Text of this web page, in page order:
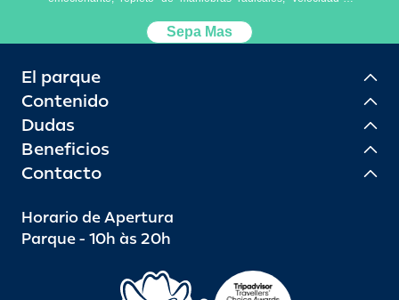
Tienda exclusiva y Restaurante temático, además de una
increíble zona para fotos! Show incluido en el pasaporte de
Sepa Mas
El parque
Contenido
Dudas
Beneficios
Contacto
Horario de Apertura
Parque - 10h às 20h